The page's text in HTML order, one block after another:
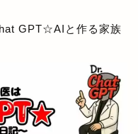
GPT☆AIと作る家族